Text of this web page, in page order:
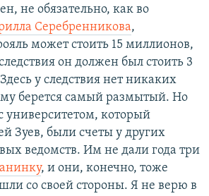
не обязательно, как во
Серебренникова,
может стоить 15 миллионов,
он должен был стоить 3
у следствия нет никаких
берется самый размытый. Но
который
Зуев, были счеты у других
ведомств. Им не дали года три
, и они, конечно, тоже
со своей стороны. Я не верю в